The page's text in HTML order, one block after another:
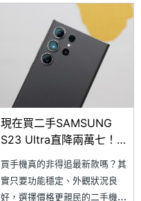
S23 Ultra 為例，搭載 10 倍光
學長焦鏡頭，追星拍照和演唱會
紀錄都能遠距離捕捉清晰照片，
究竟 SAMSUNG
現在買二手SAMSUNG
S23 Ultra直降兩萬七！
通路優惠價格一次看
(2025.9)
買手機真的非得追最新款嗎？其
實只要功能穩定、外觀狀況良
好，選擇價格更親民的二手機，